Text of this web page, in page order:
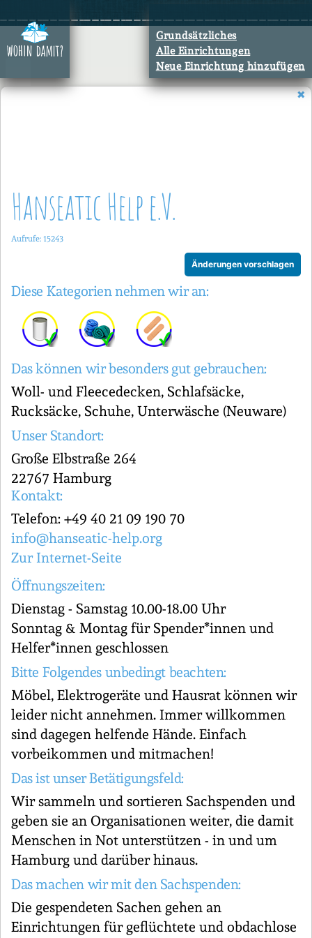
Inhalt
springen
Grundsätzliches
Alle Einrichtungen
Neue Einrichtung hinzufügen
Hanseatic Help e.V.
Aufrufe: 15243
Änderungen vorschlagen
Diese Kategorien nehmen wir an:
Das können wir besonders gut gebrauchen:
Woll- und Fleecedecken, Schlafsäcke,
Rucksäcke, Schuhe, Unterwäsche (Neuware)
Unser Standort:
Große Elbstraße 264
22767 Hamburg
Kontakt:
Telefon: +49 40 21 09 190 70
info@hanseatic-help.org
Zur Internet-Seite
Öffnungszeiten:
Dienstag - Samstag 10.00-18.00 Uhr
Sonntag & Montag für Spender*innen und
Helfer*innen geschlossen
Bitte Folgendes unbedingt beachten:
Möbel, Elektrogeräte und Hausrat können wir
leider nicht annehmen. Immer willkommen
sind dagegen helfende Hände. Einfach
vorbeikommen und mitmachen!
Das ist unser Betätigungsfeld:
Wir sammeln und sortieren Sachspenden und
geben sie an Organisationen weiter, die damit
Menschen in Not unterstützen - in und um
Hamburg und darüber hinaus.
Das machen wir mit den Sachspenden:
Die gespendeten Sachen gehen an
Einrichtungen für geflüchtete und obdachlose